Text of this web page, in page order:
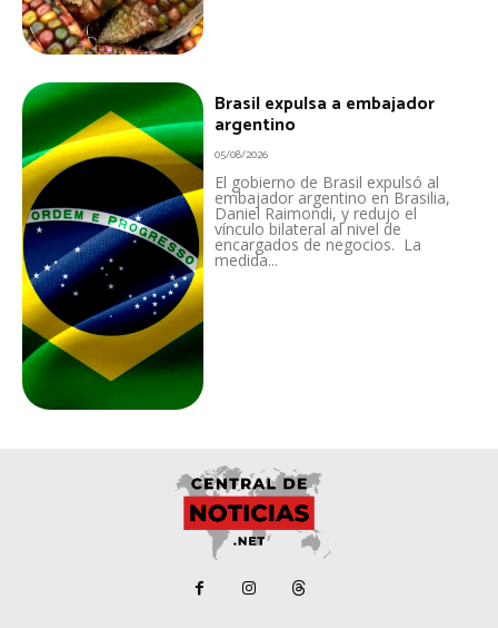
Brasil expulsa a embajador
argentino
05/08/2026
El gobierno de Brasil expulsó al
embajador argentino en Brasilia,
Daniel Raimondi, y redujo el
vínculo bilateral al nivel de
encargados de negocios. La
medida...